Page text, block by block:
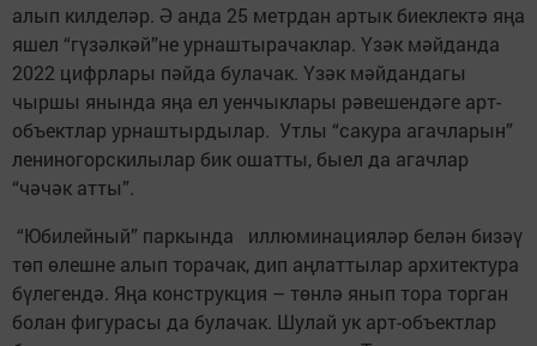
алып килделәр. Ә анда 25 метрдан артык биеклектә яңа
яшел “гүзәлкәй”не урнаштырачаклар. Үзәк мәйданда
2022 цифрлары пәйда булачак. Үзәк мәйдандагы
чыршы янында яңа ел уенчыклары рәвешендәге арт-
объектлар урнаштырдылар. Утлы “сакура агачларын”
лениногорскилылар бик ошатты, быел да агачлар
“чәчәк атты”.
“Юбилейный” паркында иллюминацияләр белән бизәү
төп өлешне алып торачак, дип аңлаттылар архитектура
бүлегендә. Яңа конструкция – төнлә янып тора торган
болан фигурасы да булачак. Шулай ук арт-объектлар